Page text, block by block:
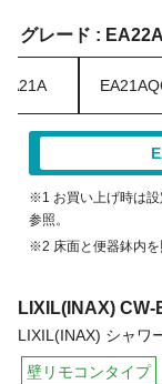
グレード : EA22A
※1 お買い上げ時は設
参照。
※2 床面と便器鉢内を
LIXIL(INAX) CW-
LIXIL(INAX) シャワ
壁リモコンタイプ